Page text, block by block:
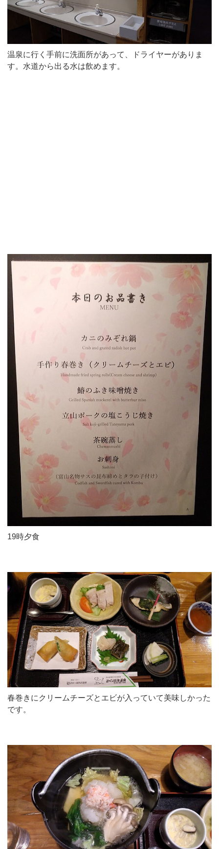
温泉に行く手前に洗面所があって、ドライヤーがありま
す。水道から出る水は飲めます。
19時夕食
春巻きにクリームチーズとエビが入っていて美味しかった
です。